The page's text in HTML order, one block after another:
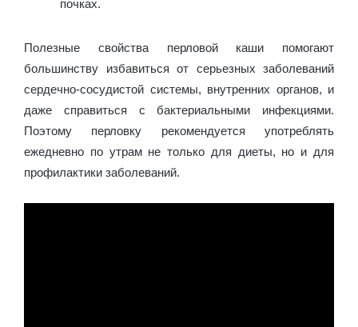
почках.
Полезные свойства перловой каши помогают
большинству избавиться от серьезных заболеваний
сердечно-сосудистой системы, внутренних органов, и
даже справиться с бактериальными инфекциями.
Поэтому перловку рекомендуется употреблять
ежедневно по утрам не только для диеты, но и для
профилактики заболеваний.